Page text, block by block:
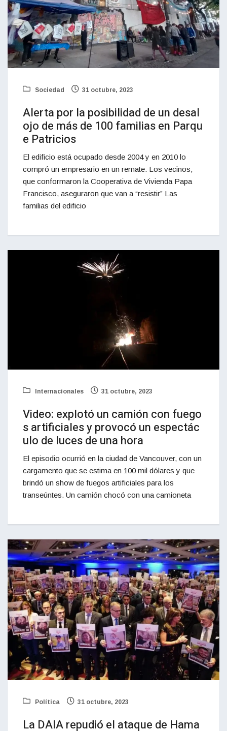
Sociedad 31 octubre, 2023
Alerta por la posibilidad de un desal
ojo de más de 100 familias en Parqu
e Patricios
El edificio está ocupado desde 2004 y en 2010 lo
compró un empresario en un remate. Los vecinos,
que conformaron la Cooperativa de Vivienda Papa
Francisco, aseguraron que van a “resistir” Las
familias del edificio
Internacionales 31 octubre, 2023
Video: explotó un camión con fuego
s artificiales y provocó un espectác
ulo de luces de una hora
El episodio ocurrió en la ciudad de Vancouver, con un
cargamento que se estima en 100 mil dólares y que
brindó un show de fuegos artificiales para los
transeúntes. Un camión chocó con una camioneta
Política 31 octubre, 2023
La DAIA repudió el ataque de Hama